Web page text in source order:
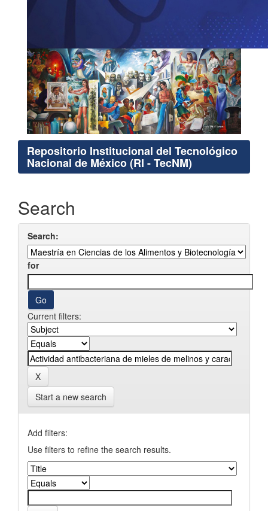
Repositorio Institucional del Tecnológico
Nacional de México (RI - TecNM)
Search
Search:
for
Current filters:
Start a new search
Add filters:
Use filters to refine the search results.